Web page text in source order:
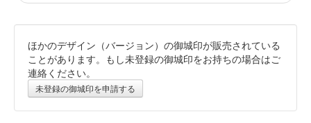
松本城 御城印 令和6年 睦月限定版
配布終了
2024年の暦シリーズ(2月～12月)11枚全て集めた方に｢睦月(1月)｣
がプレゼントされた。
ほかのデザイン（バージョン）の御城印が販売されている
ことがあります。もし未登録の御城印をお持ちの場合はご
連絡ください。
未登録の御城印を申請する